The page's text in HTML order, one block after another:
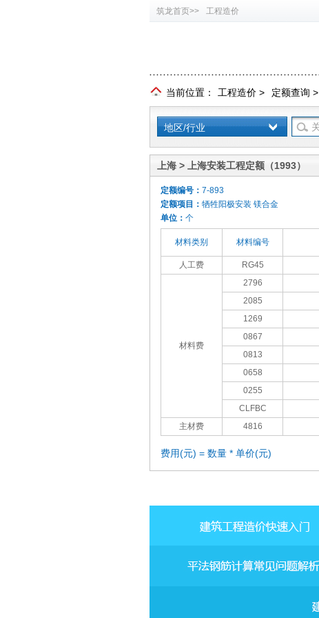
筑龙首页>> 工程造价
当前位置： 工程造价 > 定额查询 >
地区/行业
上海 > 上海安装工程定额（1993）
定额编号： 7-893
定额项目： 牺牲阳极安装 镁合金
单位： 个
材料类别 材料编号
人工费 RG45
材料费
2796
2085
1269
0867
0813
0658
0255
CLFBC
主材费
4816
费用(元) = 数量 * 单价(元)